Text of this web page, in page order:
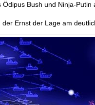
Bush und Ninja-Putin
Ernst der Lage am